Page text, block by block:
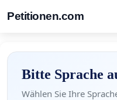
Petitionen.com
Bitte Sprache
Wählen Sie Ihre